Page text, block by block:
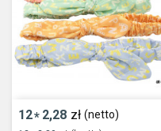
12* 2,28 zł (netto)